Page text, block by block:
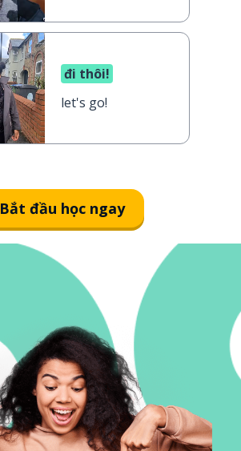
đi thôi!
let's go!
Bắt đầu học ngay